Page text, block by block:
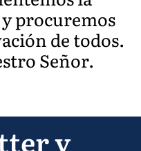
procuremos
de todos.
Señor.
y